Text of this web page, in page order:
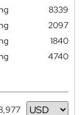
8339
2097
1840
4740